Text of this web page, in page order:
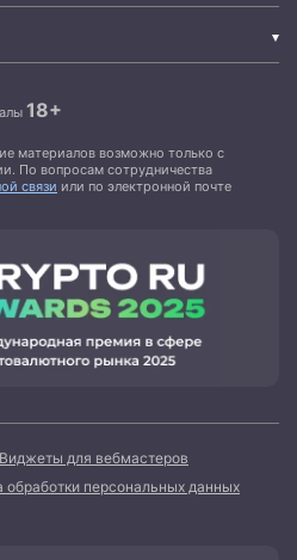
18+
материалов возможно только с
По вопросам сотрудничества
связи или по электронной почте
Виджеты для вебмастеров
обработки персональных данных